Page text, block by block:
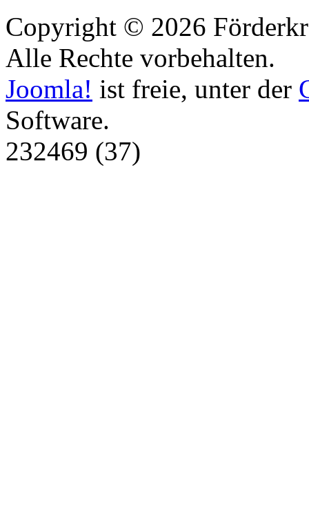
Copyright © 2026
Alle Rechte vorbehalten.
Joomla! ist freie, unter der
Software.
232469 (37)